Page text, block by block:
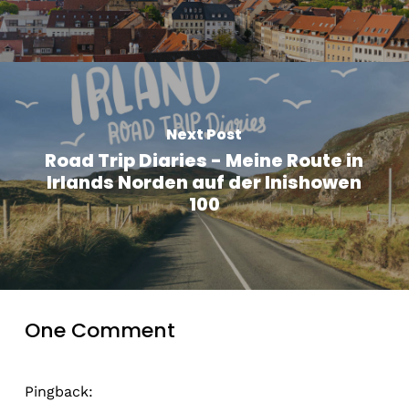
Next Post
Road Trip Diaries - Meine Route in
Irlands Norden auf der Inishowen
100
One Comment
Pingback: